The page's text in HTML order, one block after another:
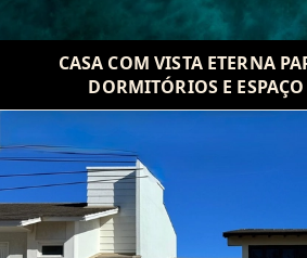
CASA COM VISTA ETERNA
DORMITÓRIOS E